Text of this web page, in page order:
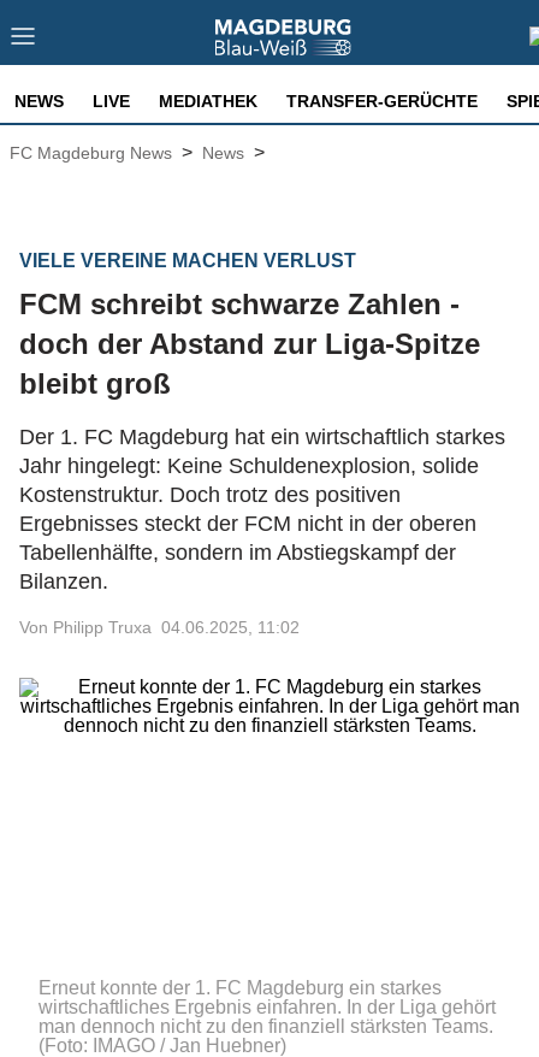
NEWS LIVE MEDIATHEK TRANSFER-GERÜCHTE
FC Magdeburg News > News >
VIELE VEREINE MACHEN VERLUST
FCM schreibt schwarze Zahlen -
doch der Abstand zur Liga-Spitze
bleibt groß
Der 1. FC Magdeburg hat ein wirtschaftlich starkes
Jahr hingelegt: Keine Schuldenexplosion, solide
Kostenstruktur. Doch trotz des positiven
Ergebnisses steckt der FCM nicht in der oberen
Tabellenhälfte, sondern im Abstiegskampf der
Bilanzen.
Von Philipp Truxa 04.06.2025, 11:02
Erneut konnte der 1. FC Magdeburg ein starkes
wirtschaftliches Ergebnis einfahren. In der Liga gehört
man dennoch nicht zu den finanziell stärksten Teams.
(Foto: IMAGO / Jan Huebner)